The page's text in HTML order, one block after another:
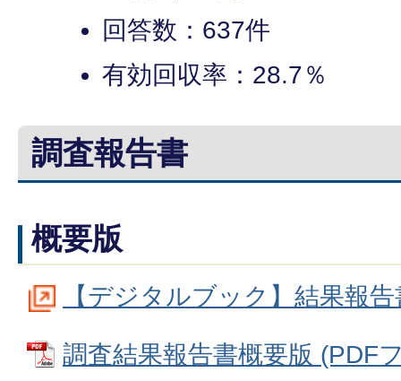
回答数：637件
有効回収率：28.7％
調査報告書
概要版
【デジタルブック】結果報
調査結果報告書概要版 (PDF